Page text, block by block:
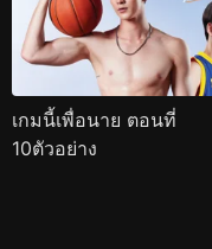
เกมนี้เพื่อนาย ตอนที่
10ตัวอย่าง